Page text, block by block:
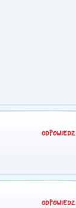
ODPOWIEDZ
ODPOWIEDZ